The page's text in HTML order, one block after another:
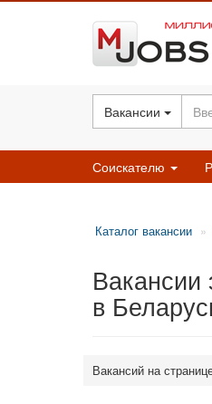
Вакансии
Соискателю
Каталог вакансии
Вакансии
в
Вакансий на